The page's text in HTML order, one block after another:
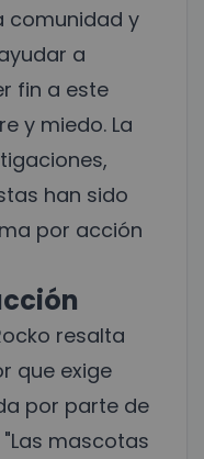
comunidad y
a
fin a este
y miedo. La
han sido
por acción
resalta
que exige
por parte de
mascotas